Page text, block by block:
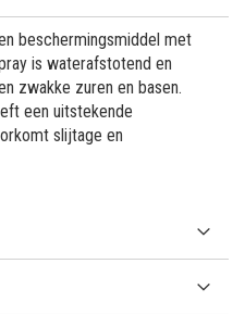
beschermingsmiddel met
is waterafstotend en
zwakke zuren en basen.
een uitstekende
slijtage en